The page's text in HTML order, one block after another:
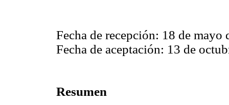
Fecha de recepción: 18 de mayo
Fecha de aceptación: 13 de
Resumen